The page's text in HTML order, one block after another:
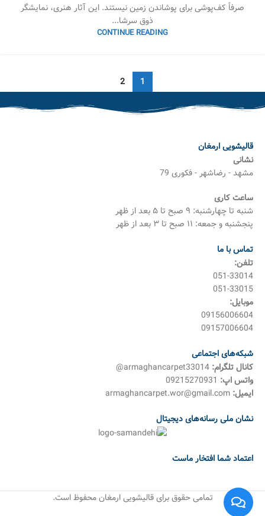
صرفاً کف‌پوشی برای پوشاندن زمین نیستند. این آثار هنری، نمایشگر
ذوق سرشا...
CONTINUE READING
1
2
قالیشویی ارمغان
نشانی
مشهد - رضاشهر - فکوری 79
ساعت کاری
شنبه تا چهارشنبه: ۹ صبح تا ۵ بعد از ظهر
پنجشنبه و جمعه: ۱۱ صبح تا ۳ بعد از ظهر
تماس با ما
تلفن:
051-33014
051-33015
موبایل:
09156006604
09157006604
شبکه‌های اجتماعی
کانال تلگرام:
واتس اپ: 09215270931
ایمیل:
نشان ملی رسانه‌های دیجیتال
اعتماد شما افتخار ماست
تمامی حقوق برای قالیشویی ارمغان محفوظ است.